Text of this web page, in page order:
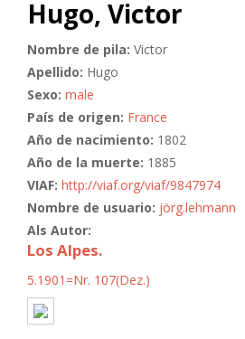
Hugo, Victor
Nombre de pila: Victor
Apellido: Hugo
Sexo: male
País de origen: France
Año de nacimiento: 1802
Año de la muerte: 1885
VIAF: http://viaf.org/viaf/9847974
Nombre de usuario: jörg.lehmann
Als Autor:
Los Alpes.
5.1901=Nr. 107(Dez.)